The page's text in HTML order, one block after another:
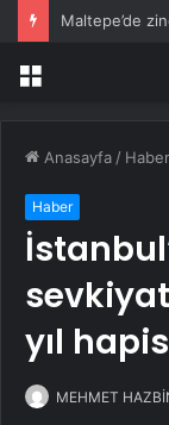
Maltepe’de
Menü
Anasayfa / Haber
Haber
yıl
MEHMET